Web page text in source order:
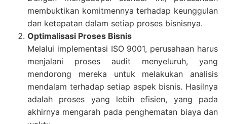
membuktikan komitmennya terhadap keunggulan
dan ketepatan dalam setiap proses bisnisnya.
Optimalisasi Proses Bisnis
Melalui implementasi ISO 9001, perusahaan harus
menjalani proses audit menyeluruh, yang
mendorong mereka untuk melakukan analisis
mendalam terhadap setiap aspek bisnis. Hasilnya
adalah proses yang lebih efisien, yang pada
akhirnya mengarah pada penghematan biaya dan